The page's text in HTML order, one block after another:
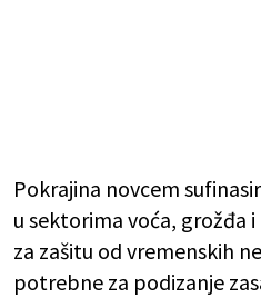
Pokrajina novcem
u sektorima voća, grožđa
za zašitu od vremenskih
potrebne za podizanje